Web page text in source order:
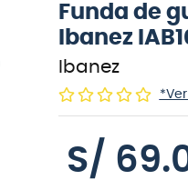
Funda de
Ibanez
Ibanez
S/ 69.